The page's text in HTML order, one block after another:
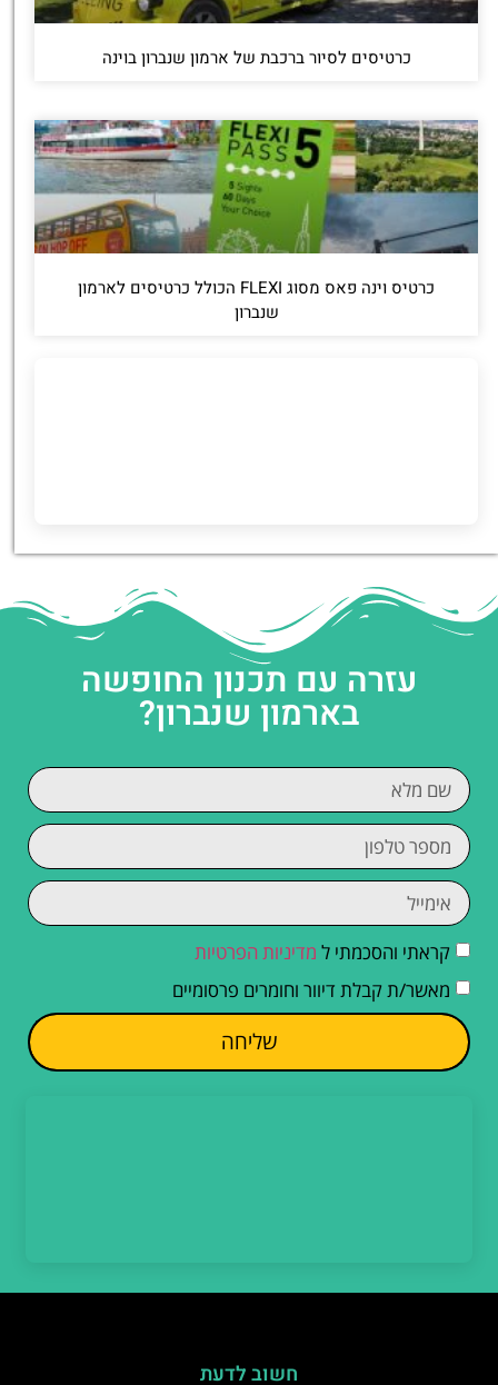
כרטיסים לסיור ברכבת של ארמון שנברון בוינה
כרטיס וינה פאס מסוג FLEXI הכולל כרטיסים לארמון
שנברון
עזרה עם תכנון החופשה
בארמון שנברון?
קראתי והסכמתי ל מדיניות הפרטיות
מאשר/ת קבלת דיוור וחומרים פרסומיים
שליחה
חשוב לדעת